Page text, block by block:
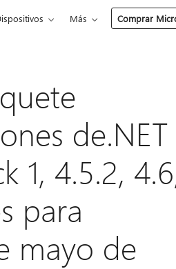
Más Comprar
de.NET
1, 4.5.2,
para
mayo de